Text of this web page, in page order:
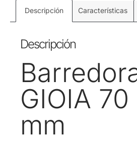
Descripción Características
Descripción
GIOIA
mm